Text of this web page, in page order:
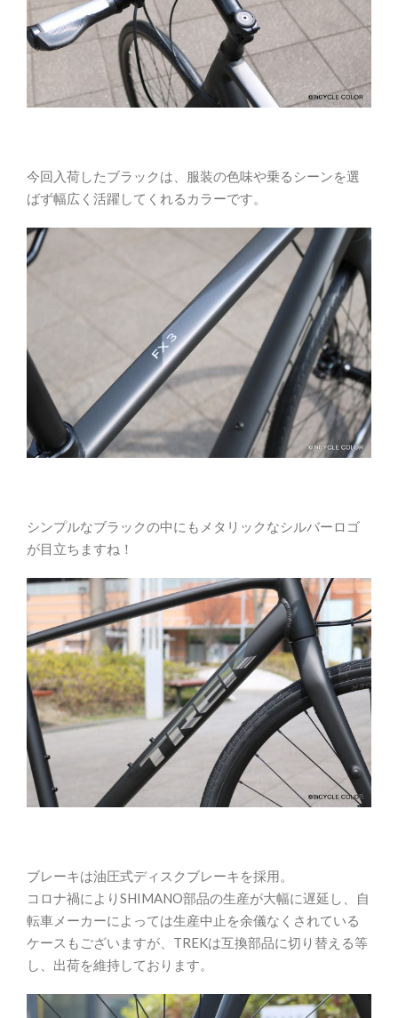
今回入荷したブラックは、服装の色味や乗るシーンを選
ばず幅広く活躍してくれるカラーです。
シンプルなブラックの中にもメタリックなシルバーロゴ
が目立ちますね！
ブレーキは油圧式ディスクブレーキを採用。
コロナ禍によりSHIMANO部品の生産が大幅に遅延し、自
転車メーカーによっては生産中止を余儀なくされている
ケースもございますが、TREKは互換部品に切り替える等
し、出荷を維持しております。